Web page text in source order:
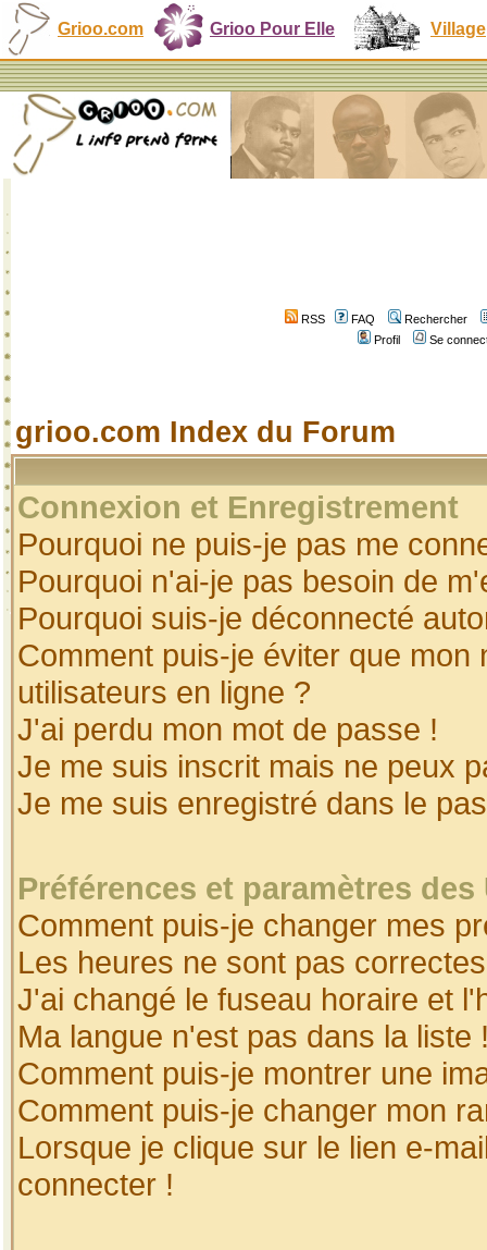
Grioo.com Grioo Pour Elle Village
RSS FAQ
Rechercher
Profil
Se
grioo.com Index du Forum
Connexion et Enregistrement
Pourquoi ne puis-je pas me
Pourquoi n'ai-je pas besoin de
Pourquoi suis-je déconnecté
Comment puis-je éviter que
utilisateurs en ligne ?
J'ai perdu mon mot de passe !
Je me suis inscrit mais ne peux
Je me suis enregistré dans le
Préférences et paramètres
Comment puis-je changer mes
Les heures ne sont pas
J'ai changé le fuseau horaire et
Ma langue n'est pas dans la liste
Comment puis-je montrer une
Comment puis-je changer mon
Lorsque je clique sur le lien e-
connecter !